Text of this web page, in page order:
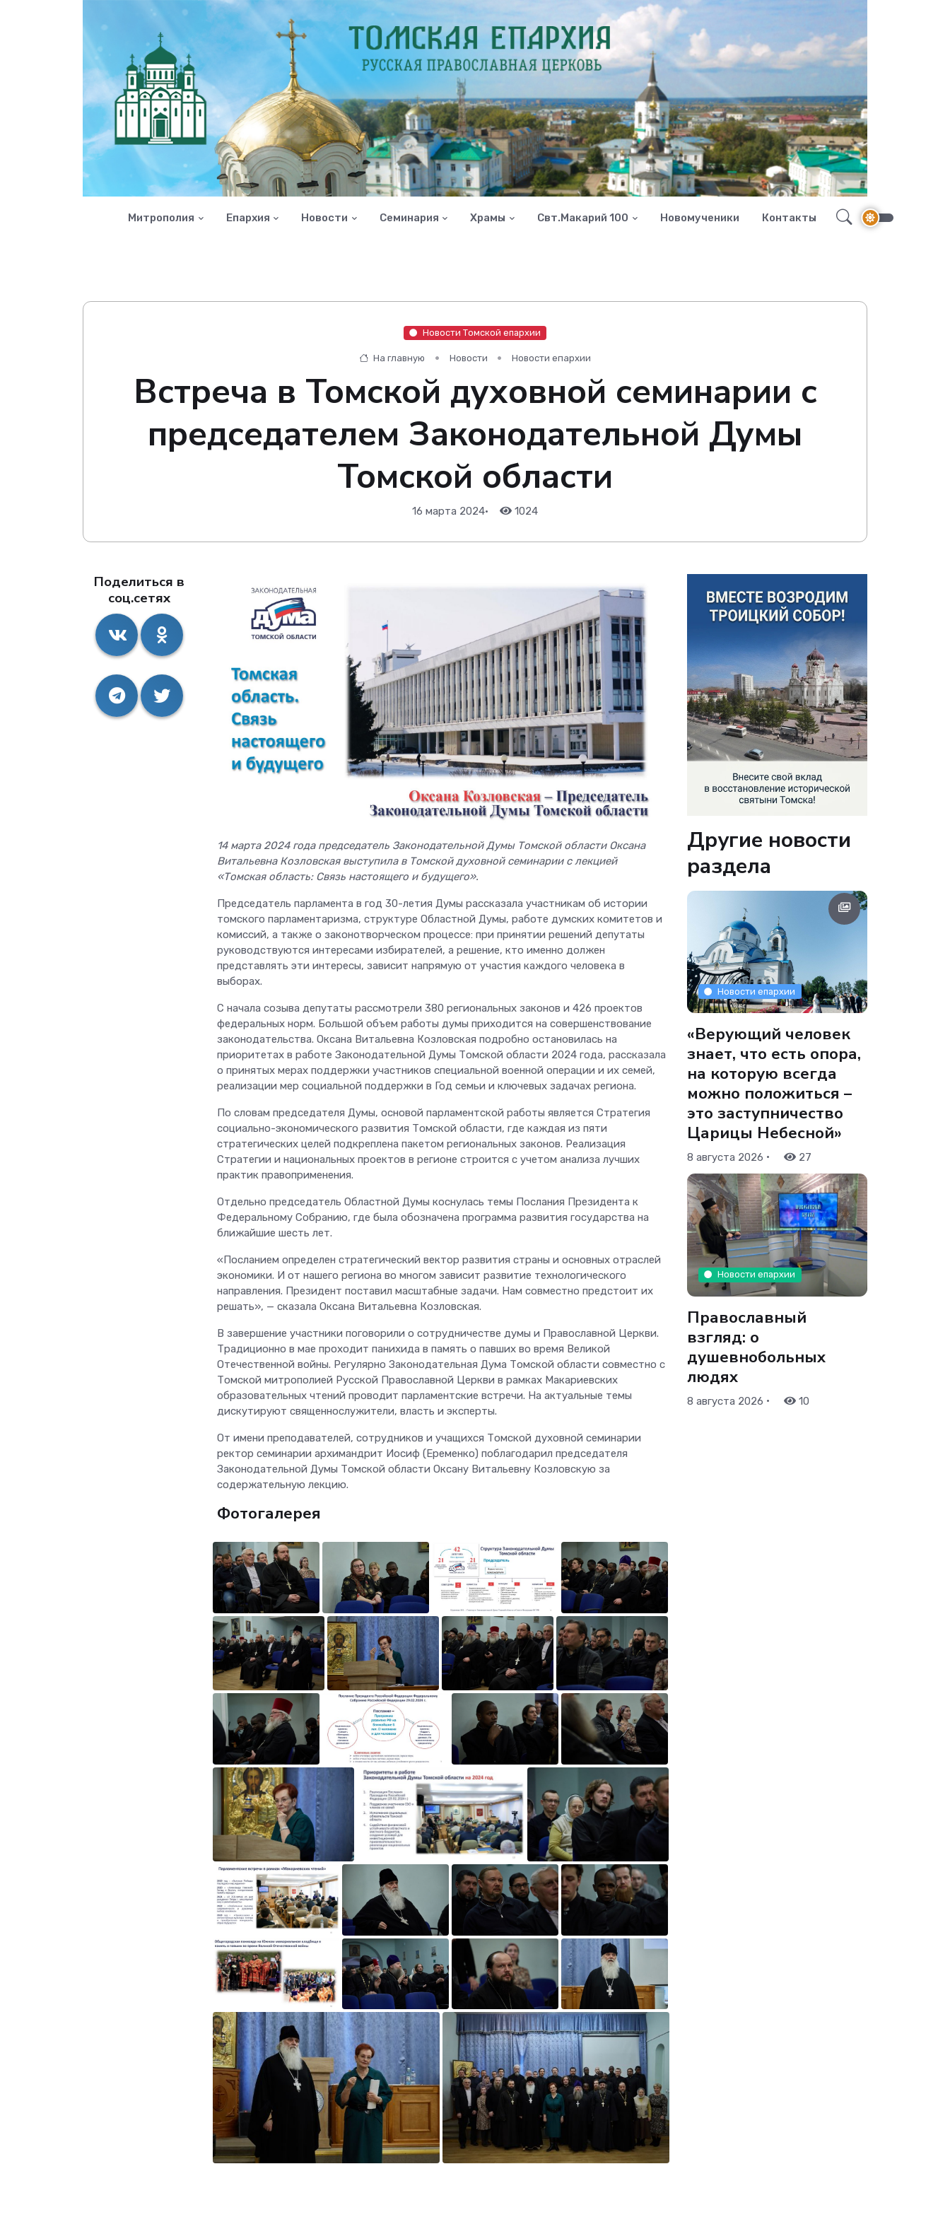
Митрополия Епархия Новости Семинария Храмы Свт.Макарий 100 Новомученики Контакты
Новости Томской епархии
На главную Новости Новости епархии
Встреча в Томской духовной семинарии с
председателем Законодательной Думы
Томской области
16 марта 2024• 1024
Поделиться в
соц.сетях
14 марта 2024 года председатель Законодательной Думы Томской области Оксана
Витальевна Козловская выступила в Томской духовной семинарии с лекцией
«Томская область: Связь настоящего и будущего».
Председатель парламента в год 30-летия Думы рассказала участникам об истории
томского парламентаризма, структуре Областной Думы, работе думских комитетов и
комиссий, а также о законотворческом процессе: при принятии решений депутаты
руководствуются интересами избирателей, а решение, кто именно должен
представлять эти интересы, зависит напрямую от участия каждого человека в
выборах.
С начала созыва депутаты рассмотрели 380 региональных законов и 426 проектов
федеральных норм. Большой объем работы думы приходится на совершенствование
законодательства. Оксана Витальевна Козловская подробно остановилась на
приоритетах в работе Законодательной Думы Томской области 2024 года, рассказала
о принятых мерах поддержки участников специальной военной операции и их семей,
реализации мер социальной поддержки в Год семьи и ключевых задачах региона.
По словам председателя Думы, основой парламентской работы является Стратегия
социально-экономического развития Томской области, где каждая из пяти
стратегических целей подкреплена пакетом региональных законов. Реализация
Стратегии и национальных проектов в регионе строится с учетом анализа лучших
практик правоприменения.
Отдельно председатель Областной Думы коснулась темы Послания Президента к
Федеральному Собранию, где была обозначена программа развития государства на
ближайшие шесть лет.
«Посланием определен стратегический вектор развития страны и основных отраслей
экономики. И от нашего региона во многом зависит развитие технологического
направления. Президент поставил масштабные задачи. Нам совместно предстоит их
решать», — сказала Оксана Витальевна Козловская.
В завершение участники поговорили о сотрудничестве думы и Православной Церкви.
Традиционно в мае проходит панихида в память о павших во время Великой
Отечественной войны. Регулярно Законодательная Дума Томской области совместно с
Томской митрополией Русской Православной Церкви в рамках Макариевских
образовательных чтений проводит парламентские встречи. На актуальные темы
дискутируют священнослужители, власть и эксперты.
От имени преподавателей, сотрудников и учащихся Томской духовной семинарии
ректор семинарии архимандрит Иосиф (Еременко) поблагодарил председателя
Законодательной Думы Томской области Оксану Витальевну Козловскую за
содержательную лекцию.
Фотогалерея
Другие новости
раздела
Новости епархии
«Верующий человек
знает, что есть опора,
на которую всегда
можно положиться –
это заступничество
Царицы Небесной»
8 августа 2026 • 27
Новости епархии
Православный
взгляд: о
душевнобольных
людях
8 августа 2026 • 10